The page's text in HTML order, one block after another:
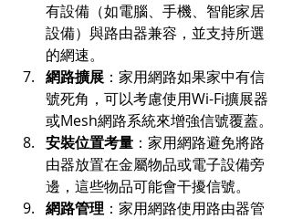
有設備（如電腦、手機、智能家居
設備）與路由器兼容，並支持所選
的網速。
網路擴展 ：家用網路如果家中有信
號死角，可以考慮使用Wi-Fi擴展器
或Mesh網路系統來增強信號覆蓋。
安裝位置考量 ：家用網路避免將路
由器放置在金屬物品或電子設備旁
邊，這些物品可能會干擾信號。
網路管理 ：家用網路使用路由器管